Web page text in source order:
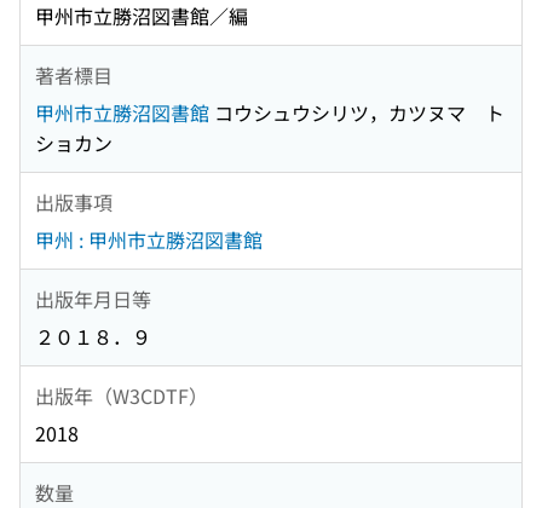
甲州市立勝沼図書館／編
著者標目
甲州市立勝沼図書館 コウシュウシリツ，カツヌマ ト
ショカン
出版事項
甲州 : 甲州市立勝沼図書館
出版年月日等
２０１８．９
出版年（W3CDTF）
2018
数量